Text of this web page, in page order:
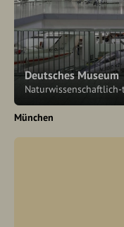
Deutsches Museum
München